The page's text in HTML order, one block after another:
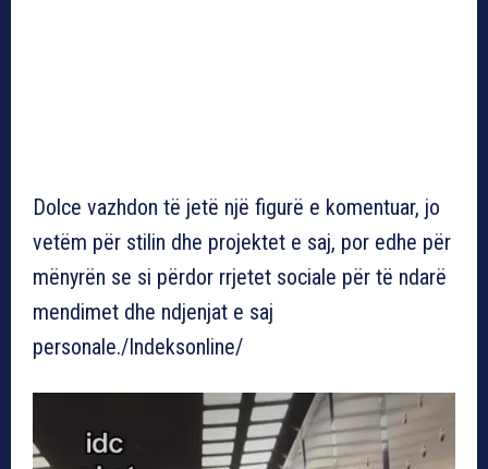
Dolce vazhdon të jetë një figurë e komentuar, jo
vetëm për stilin dhe projektet e saj, por edhe për
mënyrën se si përdor rrjetet sociale për të ndarë
mendimet dhe ndjenjat e saj
personale./Indeksonline/